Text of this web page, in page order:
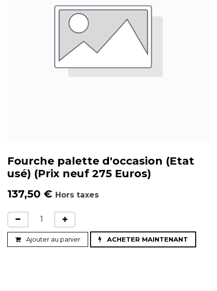
Fourche palette d'occasion (Etat
usé) (Prix neuf 275 Euros)
137,50 € Hors taxes
Ajouter au panier ACHETER MAINTENANT